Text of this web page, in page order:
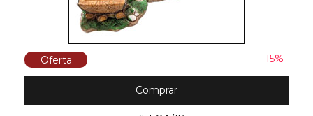
Oferta -15%
Comprar